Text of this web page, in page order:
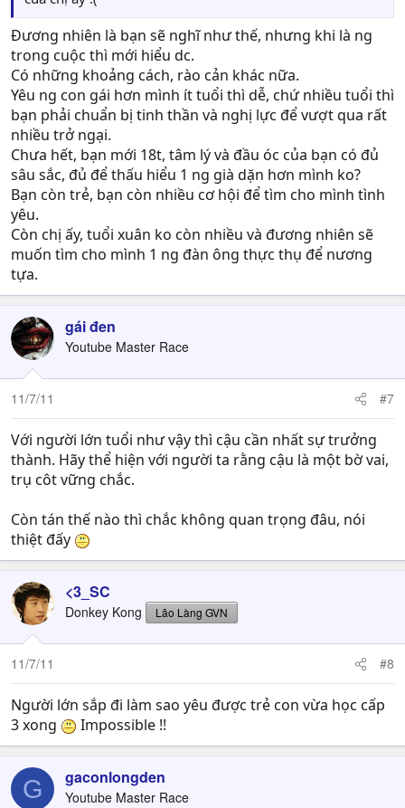
Đương nhiên là bạn sẽ nghĩ như thế, nhưng khi là ng
trong cuộc thì mới hiểu dc.
Có những khoảng cách, rào cản khác nữa.
Yêu ng con gái hơn mình ít tuổi thì dễ, chứ nhiều tuổi thì
bạn phải chuẩn bị tinh thần và nghị lực để vượt qua rất
nhiều trở ngại.
Chưa hết, bạn mới 18t, tâm lý và đầu óc của bạn có đủ
sâu sắc, đủ để thấu hiểu 1 ng già dặn hơn mình ko?
Bạn còn trẻ, bạn còn nhiều cơ hội để tìm cho mình tình
yêu.
Còn chị ấy, tuổi xuân ko còn nhiều và đương nhiên sẽ
muốn tìm cho mình 1 ng đàn ông thực thụ để nương
tựa.
gái đen
Youtube Master Race
11/7/11 #7
Với người lớn tuổi như vậy thì cậu cần nhất sự trưởng
thành. Hãy thể hiện với người ta rằng cậu là một bờ vai,
trụ côt vững chắc.
Còn tán thế nào thì chắc không quan trọng đâu, nói
thiệt đấy
<3_SC
Donkey Kong Lão Làng GVN
11/7/11 #8
Người lớn sắp đi làm sao yêu được trẻ con vừa học cấp
3 xong
Impossible !!
G gaconlongden
Youtube Master Race